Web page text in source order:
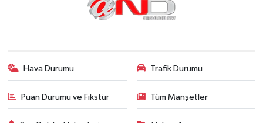
Hava Durumu Trafik Durumu
Puan Durumu ve Fikstür Tüm Manşetler